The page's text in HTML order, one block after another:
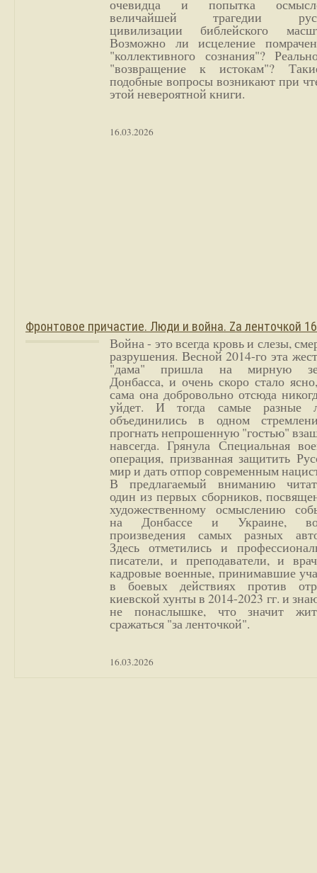
очевидца и попытка
величайшей трагедии
цивилизации библейского
Возможно ли исцеление
"коллективного сознания"?
"возвращение к истокам"?
подобные вопросы возникают при
этой невероятной книги.
16.03.2026
Фронтовое причастие. Люди и война. Zа ленточкой
Война - это всегда кровь и слезы,
разрушения. Весной 2014-го эта
"дама" пришла на мирную
Донбасса, и очень скоро стало
сама она добровольно отсюда
уйдет. И тогда самые разные
объединились в одном
прогнать непрошенную "гостью"
навсегда. Грянула Специальная
операция, призванная защитить
мир и дать отпор современным
В предлагаемый вниманию
один из первых сборников,
художественному осмыслению
на Донбассе и Украине,
произведения самых разных
Здесь отметились и
писатели, и преподаватели, и
кадровые военные, принимавшие
в боевых действиях против
киевской хунты в 2014-2023 гг. и
не понаслышке, что значит
сражаться "за ленточкой".
16.03.2026